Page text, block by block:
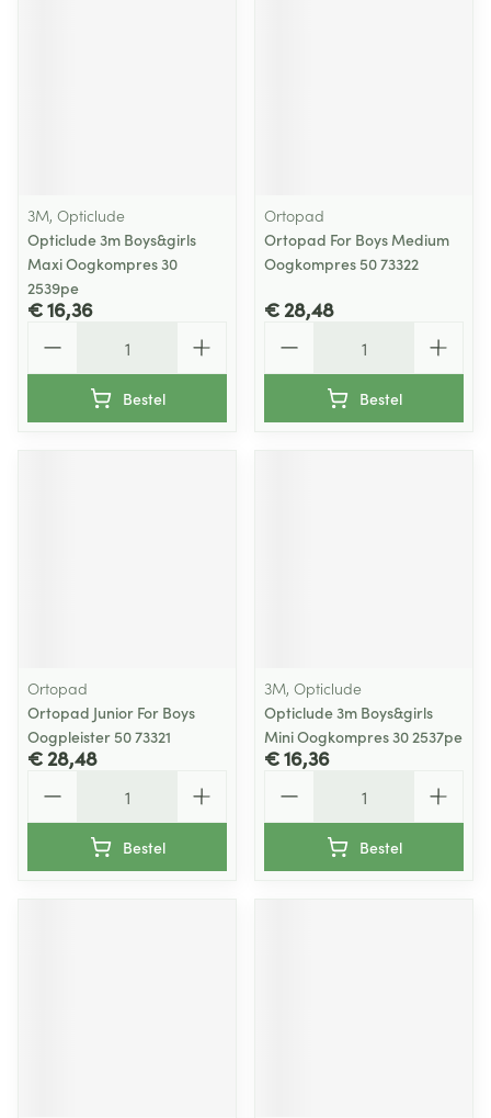
3M, Opticlude
Opticlude 3m Boys&girls
Maxi Oogkompres 30
2539pe
€ 16,36
Bestel
Ortopad
Ortopad For Boys Medium
Oogkompres 50 73322
€ 28,48
Bestel
Ortopad
Ortopad Junior For Boys
Oogpleister 50 73321
€ 28,48
Bestel
3M, Opticlude
Opticlude 3m Boys&girls
Mini Oogkompres 30 2537pe
€ 16,36
Bestel